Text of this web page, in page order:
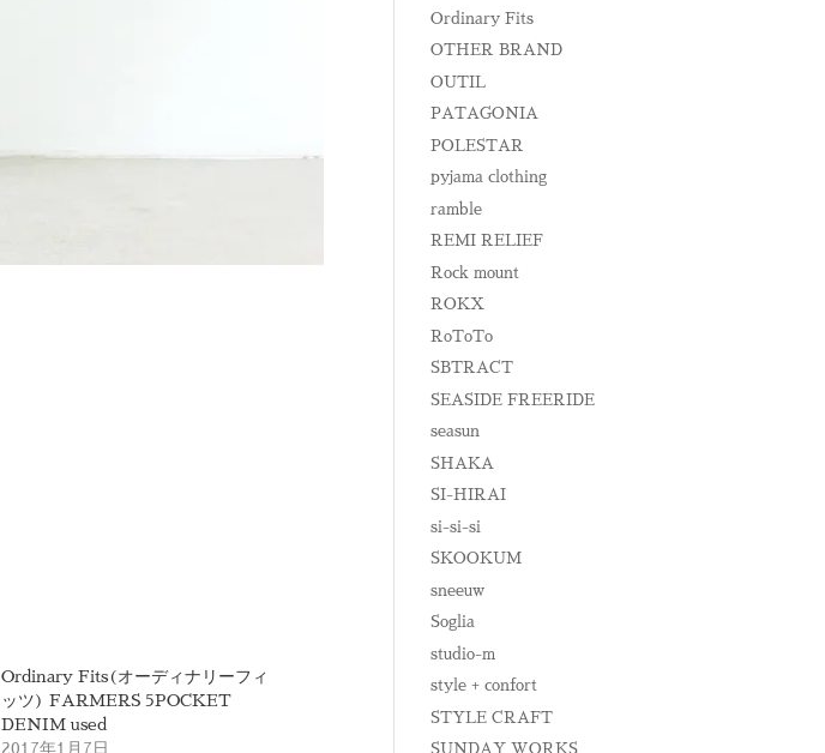
Ordinary Fits(オーディナリーフィ
ッツ) FARMERS 5POCKET
DENIM used
2017年1月7日
Ordinary Fits
OTHER BRAND
OUTIL
PATAGONIA
POLESTAR
pyjama clothing
ramble
REMI RELIEF
Rock mount
ROKX
RoToTo
SBTRACT
SEASIDE FREERIDE
seasun
SHAKA
SI-HIRAI
si-si-si
SKOOKUM
sneeuw
Soglia
studio-m
style + confort
STYLE CRAFT
SUNDAY WORKS